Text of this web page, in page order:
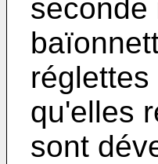
seconde
qu'elles
sont